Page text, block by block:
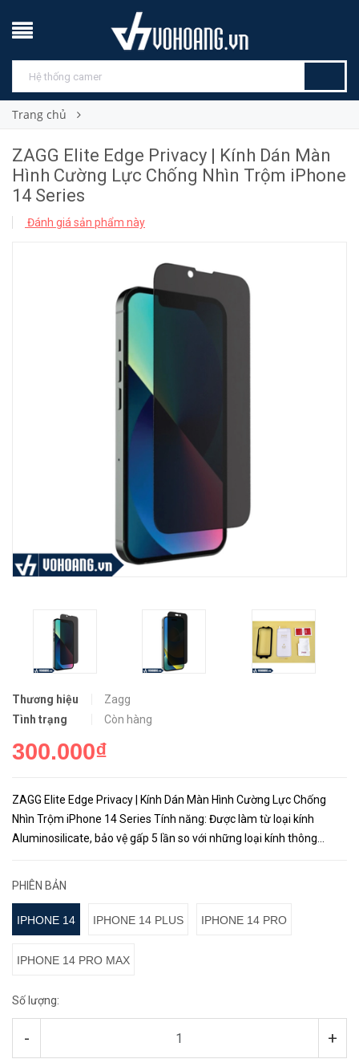
Trang chủ
ZAGG Elite Edge Privacy | Kính Dán Màn
Hình Cường Lực Chống Nhìn Trộm iPhone
14 Series
Đánh giá sản phẩm này
Thương hiệu
Zagg
Tình trạng
Còn hàng
300.000₫
ZAGG Elite Edge Privacy | Kính Dán Màn Hình Cường Lực Chống
Nhìn Trộm iPhone 14 Series Tính năng: Được làm từ loại kính
Aluminosilicate, bảo vệ gấp 5 lần so với những loại kính thông
PHIÊN BẢN
IPHONE 14 IPHONE 14 PLUS IPHONE 14 PRO
IPHONE 14 PRO MAX
Số lượng:
- +